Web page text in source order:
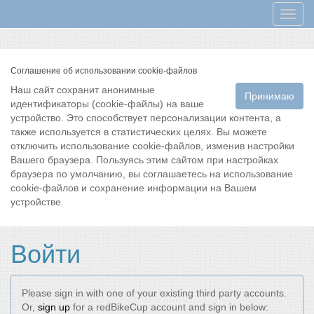
Меню
Соглашение об использовании cookie-файлов
Принимаю
Наш сайт сохранит анонимные
идентификаторы (cookie-файлы) на ваше
устройство. Это способствует персонализации контента, а
также используется в статистических целях. Вы можете
отключить использование cookie-файлов, изменив настройки
Вашего браузера. Пользуясь этим сайтом при настройках
браузера по умолчанию, вы соглашаетесь на использование
cookie-файлов и сохранение информации на Вашем
устройстве.
Войти
Please sign in with one of your existing third party accounts.
Or, sign up for a redBikeCup account and sign in below: